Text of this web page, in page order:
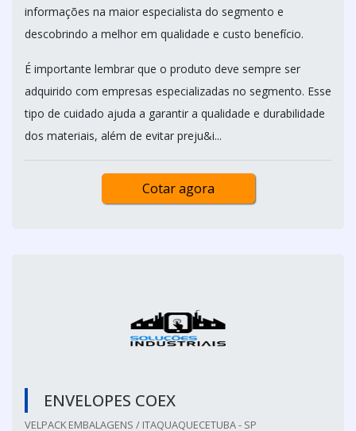
informações na maior especialista do segmento e
descobrindo a melhor em qualidade e custo benefício.
É importante lembrar que o produto deve sempre ser
adquirido com empresas especializadas no segmento. Esse
tipo de cuidado ajuda a garantir a qualidade e durabilidade
dos materiais, além de evitar preju&i...
Cotar agora
ENVELOPES COEX
VELPACK EMBALAGENS / ITAQUAQUECETUBA - SP